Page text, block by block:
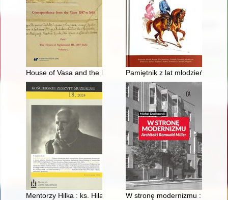
House of Vasa and the House of Austria : correspondence
Pamiętnik z lat młodzieńczych
Mentorzy Hilka : ks. Hilarego JastakaW stronę modernizmu :